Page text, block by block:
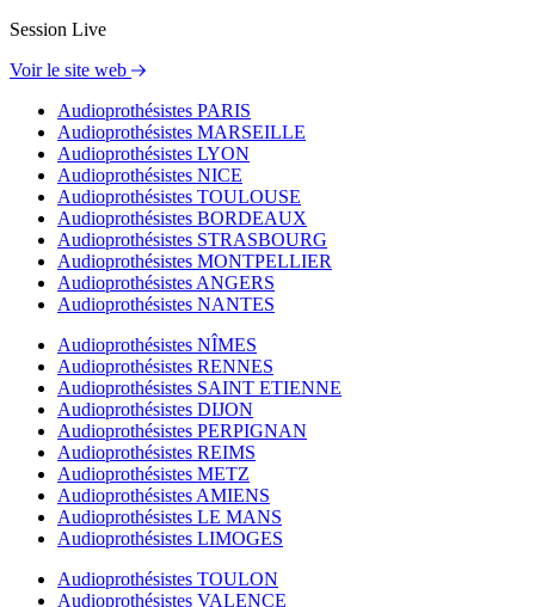
Session Live
Voir le site web
Audioprothésistes PARIS
Audioprothésistes MARSEILLE
Audioprothésistes LYON
Audioprothésistes NICE
Audioprothésistes TOULOUSE
Audioprothésistes BORDEAUX
Audioprothésistes STRASBOURG
Audioprothésistes MONTPELLIER
Audioprothésistes ANGERS
Audioprothésistes NANTES
Audioprothésistes NÎMES
Audioprothésistes RENNES
Audioprothésistes SAINT ETIENNE
Audioprothésistes DIJON
Audioprothésistes PERPIGNAN
Audioprothésistes REIMS
Audioprothésistes METZ
Audioprothésistes AMIENS
Audioprothésistes LE MANS
Audioprothésistes LIMOGES
Audioprothésistes TOULON
Audioprothésistes VALENCE